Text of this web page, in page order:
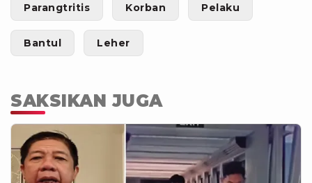
Parangtritis Korban Pelaku
Bantul Leher
SAKSIKAN JUGA